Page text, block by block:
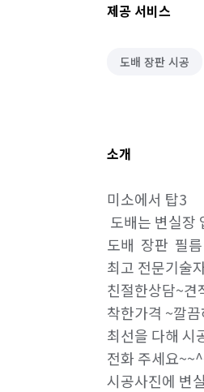
제공 서비스
도배 장판 시공
소개
미소에서 탑3
도배는 변실장
도배  장판  필
최고 전문기술
친절한상담~견
착한가격 ~깔
최선을 다해 시
전화 주세요
시공사진에 변